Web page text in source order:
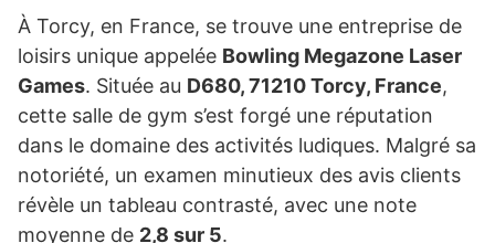
À Torcy, en France, se trouve une entreprise de
loisirs unique appelée Bowling Megazone Laser
Games. Située au D680, 71210 Torcy, France,
cette salle de gym s’est forgé une réputation
dans le domaine des activités ludiques. Malgré sa
notoriété, un examen minutieux des avis clients
révèle un tableau contrasté, avec une note
moyenne de 2,8 sur 5.